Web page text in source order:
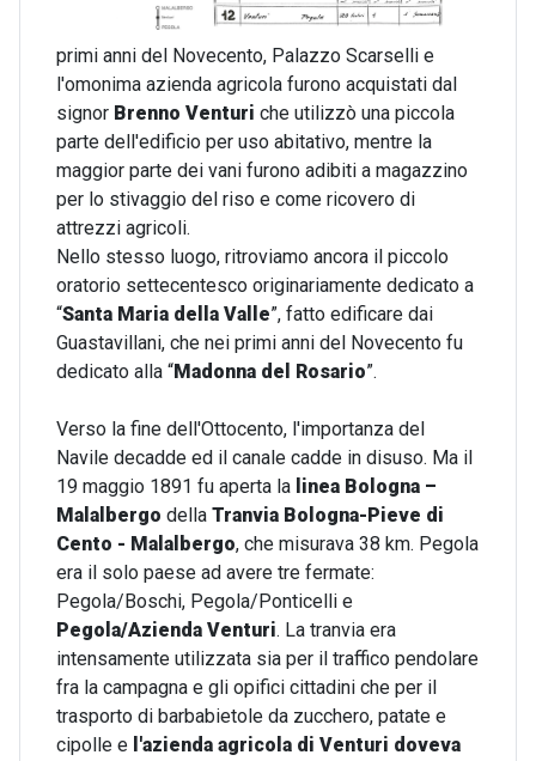
primi anni del Novecento, Palazzo Scarselli e
l'omonima azienda agricola furono acquistati dal
signor Brenno Venturi che utilizzò una piccola
parte dell'edificio per uso abitativo, mentre la
maggior parte dei vani furono adibiti a magazzino
per lo stivaggio del riso e come ricovero di
attrezzi agricoli.
Nello stesso luogo, ritroviamo ancora il piccolo
oratorio settecentesco originariamente dedicato a
“Santa Maria della Valle”, fatto edificare dai
Guastavillani, che nei primi anni del Novecento fu
dedicato alla “Madonna del Rosario”.
Verso la fine dell'Ottocento, l'importanza del
Navile decadde ed il canale cadde in disuso. Ma il
19 maggio 1891 fu aperta la linea Bologna –
Malalbergo della Tranvia Bologna-Pieve di
Cento - Malalbergo, che misurava 38 km. Pegola
era il solo paese ad avere tre fermate:
Pegola/Boschi, Pegola/Ponticelli e
Pegola/Azienda Venturi. La tranvia era
intensamente utilizzata sia per il traffico pendolare
fra la campagna e gli opifici cittadini che per il
trasporto di barbabietole da zucchero, patate e
cipolle e l'azienda agricola di Venturi doveva